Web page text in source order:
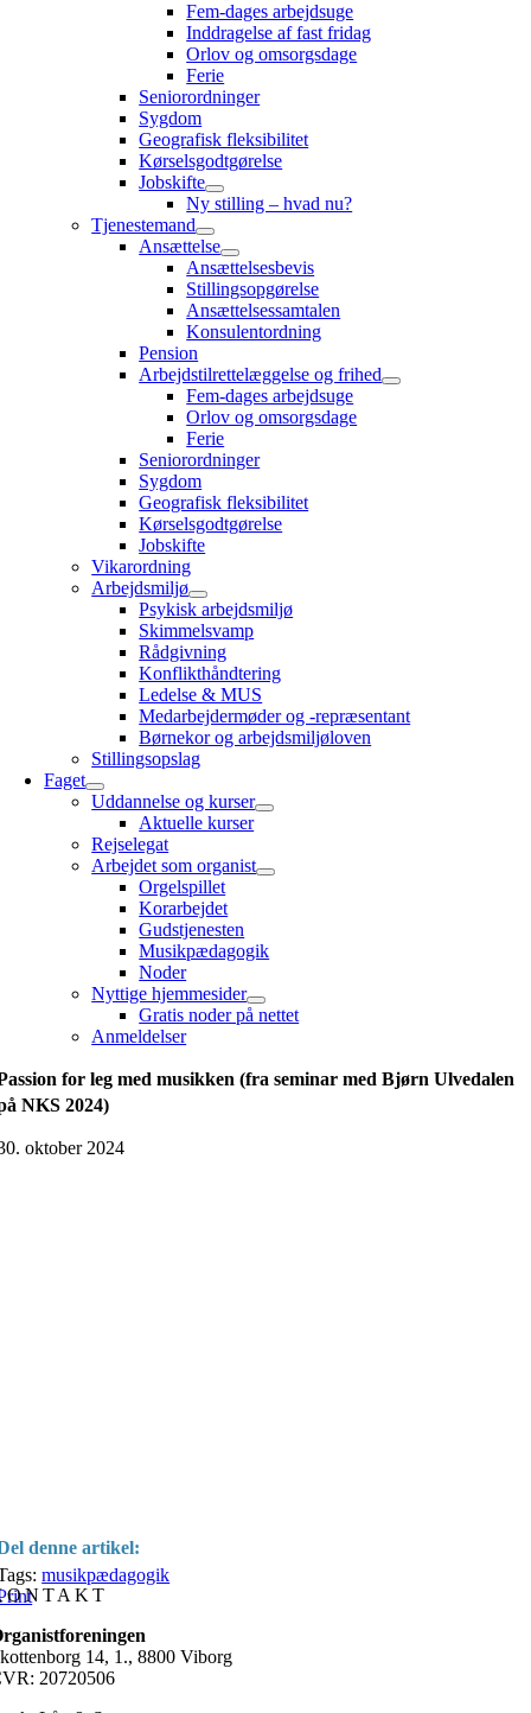
Fem-dages arbejdsuge
Inddragelse af fast fridag
Orlov og omsorgsdage
Ferie
Seniorordninger
Sygdom
Geografisk fleksibilitet
Kørselsgodtgørelse
Jobskifte
Ny stilling – hvad nu?
Tjenestemand
Ansættelse
Ansættelsesbevis
Stillingsopgørelse
Ansættelsessamtalen
Konsulentordning
Pension
Arbejdstilrettelæggelse og frihed
Fem-dages arbejdsuge
Orlov og omsorgsdage
Ferie
Seniorordninger
Sygdom
Geografisk fleksibilitet
Kørselsgodtgørelse
Jobskifte
Vikarordning
Arbejdsmiljø
Psykisk arbejdsmiljø
Skimmelsvamp
Rådgivning
Konflikthåndtering
Ledelse & MUS
Medarbejdermøder og -repræsentant
Børnekor og arbejdsmiljøloven
Stillingsopslag
Faget
Uddannelse og kurser
Aktuelle kurser
Rejselegat
Arbejdet som organist
Orgelspillet
Korarbejdet
Gudstjenesten
Musikpædagogik
Noder
Nyttige hjemmesider
Gratis noder på nettet
Anmeldelser
for leg med musikken (fra seminar med Bjørn Ulvedalen
NKS 2024)
oktober 2024
musikpædagogik
denne artikel:
14, 1., 8800 Viborg
20720506